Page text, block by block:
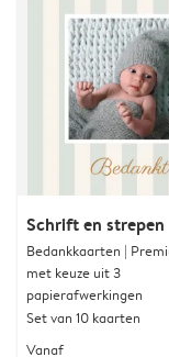
Schrift en strepen
Bedankkaarten |
met keuze uit 3
papierafwerkingen
Set van 10 kaarten
Vanaf